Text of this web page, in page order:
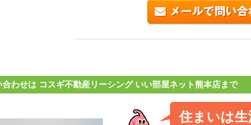
わせは コスギ不動産リーシング いい部屋ネット熊本店まで
住まいは生